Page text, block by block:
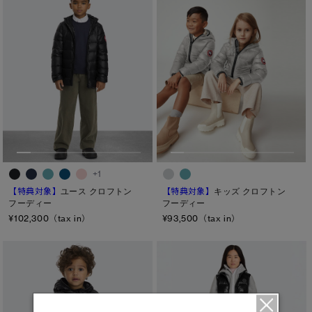
+1
【特典対象】ユース クロフトン
フーディー
¥102,300（tax in）
【特典対象】 キッズ クロフトン
フーディー
¥93,500（tax in）